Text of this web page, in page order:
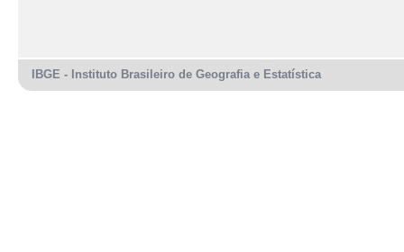
IBGE - Instituto Brasileiro de Geografia e Estatística